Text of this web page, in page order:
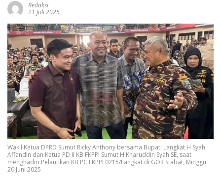
Redaksi
21 Juli 2025
Wakil Ketua DPRD Sumut Ricky Anthony bersama Bupati Langkat H Syah
Affandin dan Ketua PD II KB FKPPI Sumut H Kharuddin Syah SE, saat
menghadiri Pelantikan KB PC FKPPI 0215/Langkat di GOR Stabat, Minggu
20 Juni 2025